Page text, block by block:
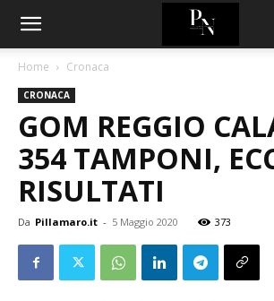
Home Cronaca
CRONACA
GOM REGGIO
354 TAMPONI,
RISULTATI
Da Pillamaro.it - 5 Maggio 2020 373